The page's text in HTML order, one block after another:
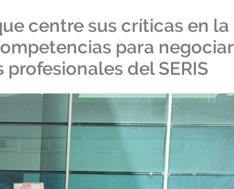
centre sus críticas en la
para negociar
del SERIS